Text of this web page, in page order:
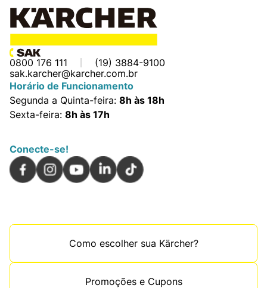
0800 176 111
(19) 3884-9100
sak.karcher@karcher.com.br
Horário de Funcionamento
Segunda a Quinta-feira: 8h às 18h
Sexta-feira: 8h às 17h
Conecte-se!
Como escolher sua Kärcher?
Promoções e Cupons